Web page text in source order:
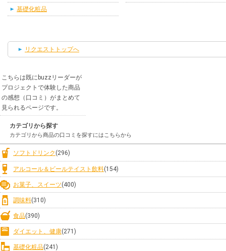
基礎化粧品
リクエストトップへ
こちらは既にbuzzリーダーが
プロジェクトで体験した商品
の感想（口コミ）がまとめて
見られるページです。
カテゴリから探す
カテゴリから商品の口コミを探すにはこちらから
ソフトドリンク (296)
アルコール＆ビールテイスト飲料(154)
お菓子、スイーツ(400)
調味料(310)
食品(390)
ダイエット、健康(271)
基礎化粧品(241)